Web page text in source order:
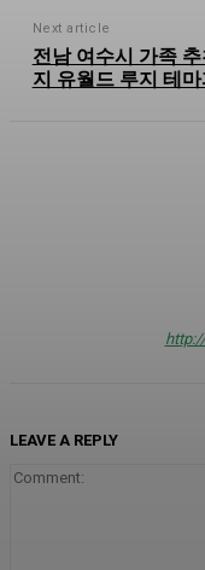
Next article
전남 여수시 가족
지 유월드 루지 테
LEAVE A REPLY